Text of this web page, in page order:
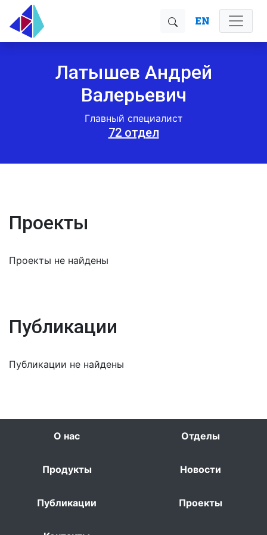
EN
Латышев Андрей
Валерьевич
Главный специалист
72 отдел
Проекты
Проекты не найдены
Публикации
Публикации не найдены
О нас Отделы
Продукты Новости
Публикации Проекты